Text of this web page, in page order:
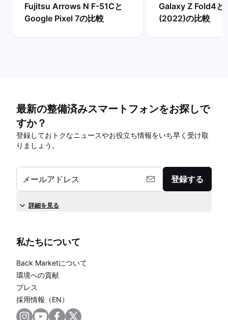
Fujitsu Arrows N F-51Cと
Google Pixel 7の比較
Galaxy Z Fold4と
(2022)の比較
最新の整備済みスマートフォンをお探しで
すか？
登録しておトクなニュースやお役立ち情報をいち早く受け取
りましょう。
メールアドレス 登録する
詳細を見る
私たちについて
Back Marketについて
環境への貢献
プレス
採用情報（EN）